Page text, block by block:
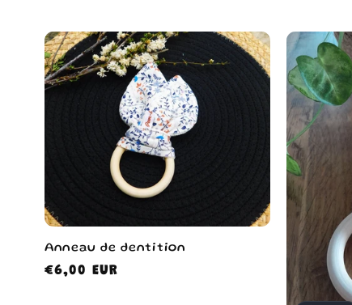
e
i
o
Anneau de dentition
Prix
€6,00 EUR